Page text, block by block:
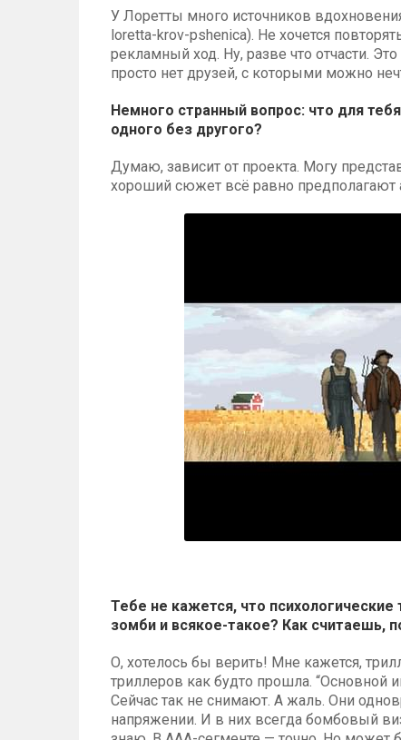
У Лоретты много источников
loretta-krov-pshenica). Не хочется
рекламный ход. Ну, разве что отчасти.
просто нет друзей, с которыми можно
Немного странный вопрос: что для
одного без другого?
Думаю, зависит от проекта. Могу
хороший сюжет всё равно предполагают
Тебе не кажется, что
зомби и всякое-такое? Как считаешь,
О, хотелось бы верить! Мне кажется,
триллеров как будто прошла. “Основной
Сейчас так не снимают. А жаль. Они
напряжении. И в них всегда бомбовый